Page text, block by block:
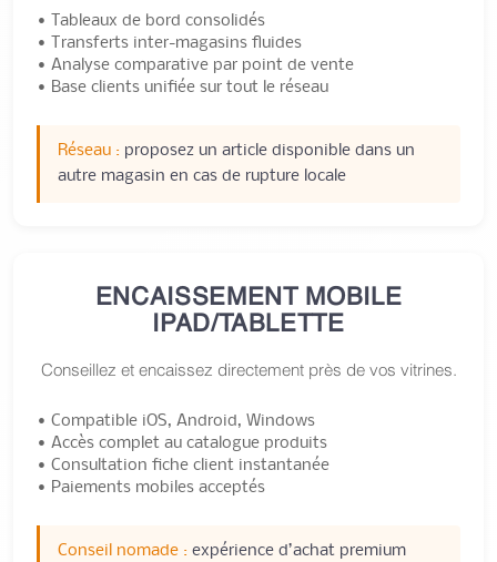
• Tableaux de bord consolidés
• Transferts inter-magasins fluides
• Analyse comparative par point de vente
• Base clients unifiée sur tout le réseau
Réseau : proposez un article disponible dans un
autre magasin en cas de rupture locale
ENCAISSEMENT MOBILE
IPAD/TABLETTE
Conseillez et encaissez directement près de vos vitrines.
• Compatible iOS, Android, Windows
• Accès complet au catalogue produits
• Consultation fiche client instantanée
• Paiements mobiles acceptés
Conseil nomade : expérience d’achat premium